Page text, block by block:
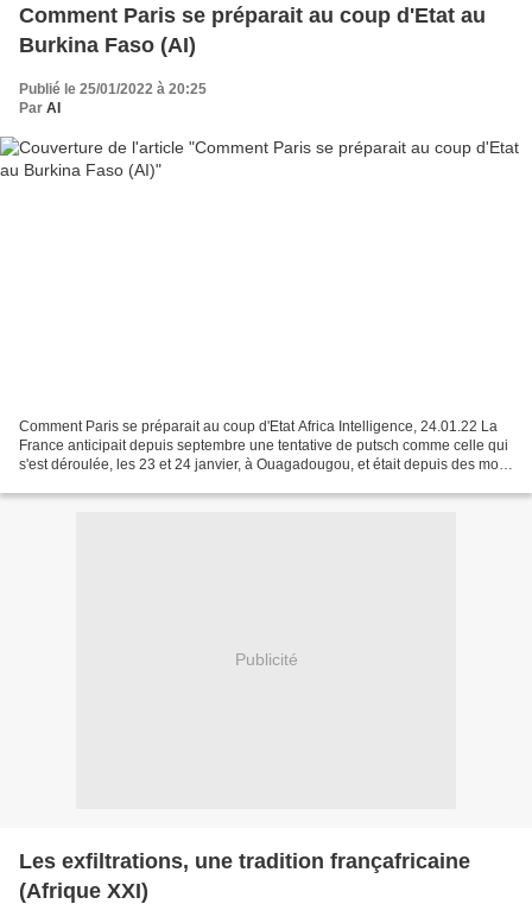
Comment Paris se préparait au coup d'Etat au
Burkina Faso (AI)
Publié le 25/01/2022 à 20:25
Par AI
Comment Paris se préparait au coup d'Etat Africa Intelligence, 24.01.22 La
France anticipait depuis septembre une tentative de putsch comme celle qui
s'est déroulée, les 23 et 24 janvier, à Ouagadougou, et était depuis des mois
Publicité
Les exfiltrations, une tradition françafricaine
(Afrique XXI)